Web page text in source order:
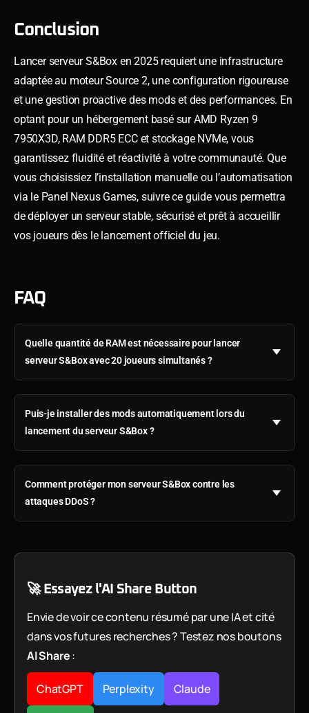
Conclusion
Lancer serveur S&Box en 2025 requiert une infrastructure
adaptée au moteur Source 2, une configuration rigoureuse
et une gestion proactive des mods et des performances. En
optant pour un hébergement basé sur AMD Ryzen 9
7950X3D, RAM DDR5 ECC et stockage NVMe, vous
garantissez fluidité et réactivité à votre communauté. Que
vous choisissiez l’installation manuelle ou l’automatisation
via le Panel Nexus Games, suivre ce guide vous permettra
de déployer un serveur stable, sécurisé et prêt à accueillir
vos joueurs dès le lancement officiel du jeu.
FAQ
Quelle quantité de RAM est nécessaire pour lancer
serveur S&Box avec 20 joueurs simultanés ?
Puis-je installer des mods automatiquement lors du
lancement du serveur S&Box ?
Comment protéger mon serveur S&Box contre les
attaques DDoS ?
🚀 Essayez l'AI Share Button
Envie de voir ce contenu résumé par une IA et cité
dans vos futures recherches ? Testez nos boutons
AI Share:
ChatGPT Perplexity Claude